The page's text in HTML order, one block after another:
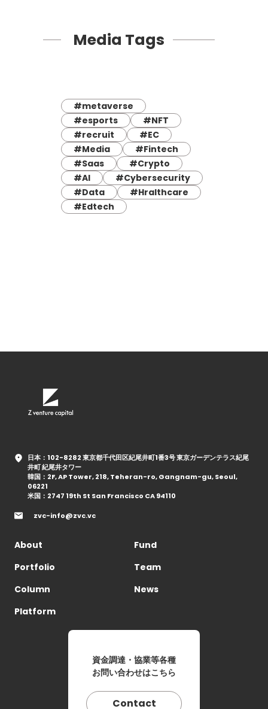
Media Tags
#metaverse
#esports
#NFT
#recruit
#EC
#Media
#Fintech
#Saas
#Crypto
#AI
#Cybersecurity
#Data
#Hralthcare
#Edtech
日本：102-8282 東京都千代田区紀尾井町1番3号 東京ガーデンテラス紀尾
井町 紀尾井タワー
韓国：2F, AP Tower, 218, Teheran-ro, Gangnam-gu, Seoul,
06221
米国：2747 19th St San Francisco CA 94110
zvc-info@zvc.vc
About
Fund
Portfolio
Team
Column
News
Platform
資金調達・協業等各種
お問い合わせはこちら
Contact